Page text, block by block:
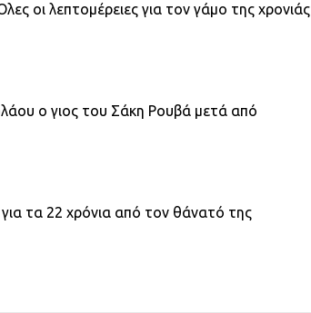
οι λεπτομέρειες για τον γάμο της χρονιάς
ο γιος του Σάκη Ρουβά μετά από
τα 22 χρόνια από τον θάνατό της